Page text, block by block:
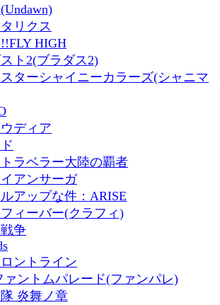
リクス
HIGH
ト2(ブラダス2)
ターシャイニーカラーズ(シャニマ
ディア
ラベラー大陸の覇者
アンサーガ
アップな件：ARISE
ィーバー(クラフィ)
争
ントライン
ァントムパレード(ファンパレ)
炎舞ノ章